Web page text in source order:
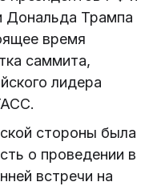
Трампа
время
саммита,
лидера
стороны была
о проведении в
встречи на